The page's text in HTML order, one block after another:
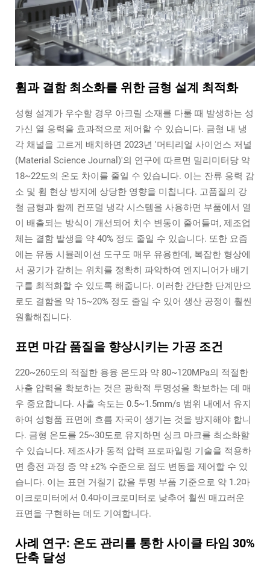
휨과 결함 최소화를 위한 금형 설계 최적화
성형 설계가 우수할 경우 아크릴 소재를 다룰 때 발생하는 성
가신 열 응력을 효과적으로 제어할 수 있습니다. 금형 내 냉
각 채널을 고르게 배치하면 2023년 '머티리얼 사이언스 저널
(Material Science Journal)'의 연구에 따르면 밀리미터당 약
18~22도의 온도 차이를 줄일 수 있습니다. 이는 잔류 응력 감
소 및 휨 현상 방지에 상당한 영향을 미칩니다. 고품질의 강
철 금형과 함께 컨포멀 냉각 시스템을 사용하면 부품에서 열
이 배출되는 방식이 개선되어 치수 변동이 줄어들며, 제조업
체는 결함 발생을 약 40% 정도 줄일 수 있습니다. 또한 요즘
에는 유동 시뮬레이션 도구도 매우 유용한데, 복잡한 형상에
서 공기가 갇히는 위치를 정확히 파악하여 엔지니어가 배기
구를 최적화할 수 있도록 해줍니다. 이러한 간단한 단계만으
로도 결함을 약 15~20% 정도 줄일 수 있어 생산 공정이 훨씬
원활해집니다.
표면 마감 품질을 향상시키는 가공 조건
220~260도의 적절한 용융 온도와 약 80~120MPa의 적절한
사출 압력을 확보하는 것은 광학적 투명성을 확보하는 데 매
우 중요합니다. 사출 속도는 0.5~1.5mm/s 범위 내에서 유지
하여 성형품 표면에 흐름 자국이 생기는 것을 방지해야 합니
다. 금형 온도를 25~30도로 유지하면 싱크 마크를 최소화할
수 있습니다. 제조사가 동적 압력 프로파일링 기술을 적용하
면 충전 과정 중 약 ±2% 수준으로 점도 변동을 제어할 수 있
습니다. 이는 표면 거칠기 값을 투명 부품 기준으로 약 1.2마
이크로미터에서 0.4마이크로미터로 낮추어 훨씬 매끄러운
표면을 구현하는 데도 기여합니다.
사례 연구: 온도 관리를 통한 사이클 타임 30%
단축 달성